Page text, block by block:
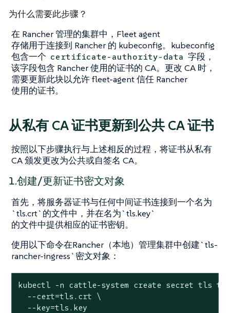
为什么需要此步骤？
在 Rancher 管理的集群中，Fleet agent
存储用于连接到 Rancher 的 kubeconfig。kubeconfig
包含一个 certificate-authority-data 字段，
该字段包含 Rancher 使用的证书的 CA。更改 CA 时，
需要更新此块以允许 fleet-agent 信任 Rancher
使用的证书。
从私有 CA 证书更新到公共 CA 证书
按照以下步骤执行与上述相反的过程，将证书从私有
CA 颁发更改为公共或自签名 CA。
1.创建/更新证书密文对象
首先，将服务器证书与任何中间证书连接到一个名为
`tls.crt`的文件中，并在名为`tls.key`
的文件中提供相应的证书密钥。
使用以下命令在Rancher（本地）管理集群中创建`tls-
rancher-ingress`密文对象：
kubectl -n cattle-system create secret tls
  --cert=tls.crt \
  --key=tls.key